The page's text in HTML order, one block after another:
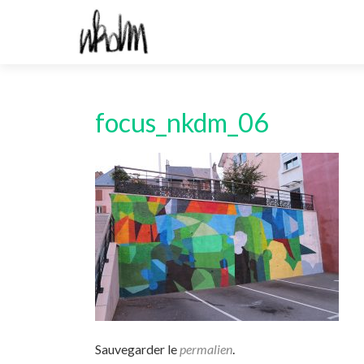
focus_nkdm_06
Sauvegarder lepermalien.